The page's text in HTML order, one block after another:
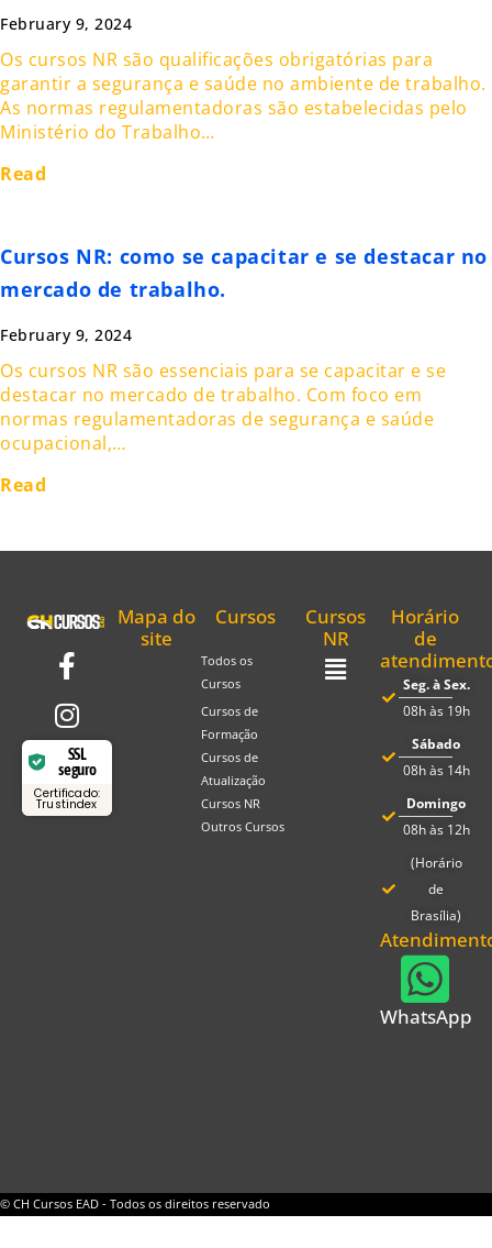
February 9, 2024
Os cursos NR são qualificações obrigatórias para
garantir a segurança e saúde no ambiente de trabalho.
As normas regulamentadoras são estabelecidas pelo
Ministério do Trabalho…
Read
Cursos NR: como se capacitar e se destacar no
mercado de trabalho.
February 9, 2024
Os cursos NR são essenciais para se capacitar e se
destacar no mercado de trabalho. Com foco em
normas regulamentadoras de segurança e saúde
ocupacional,…
Read
SSL
seguro
Certificado:
Trustindex
Mapa do
site
Cursos
Todos os
Cursos
Cursos de
Formação
Cursos de
Atualização
Cursos NR
Outros Cursos
Cursos
NR
Horário
de
Seg. à Sex.
08h às 19h
Sábado
08h às 14h
Domingo
08h às 12h
(Horário
de
Brasília)
WhatsApp
© CH Cursos EAD - Todos os direitos reservado